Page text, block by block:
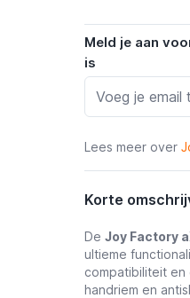
Meld je aan
is
Lees meer over
Korte
De Joy Factory
ultieme
compatibiliteit
handriem en